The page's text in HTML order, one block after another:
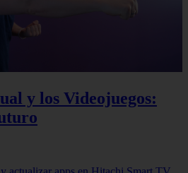
y los Videojuegos: